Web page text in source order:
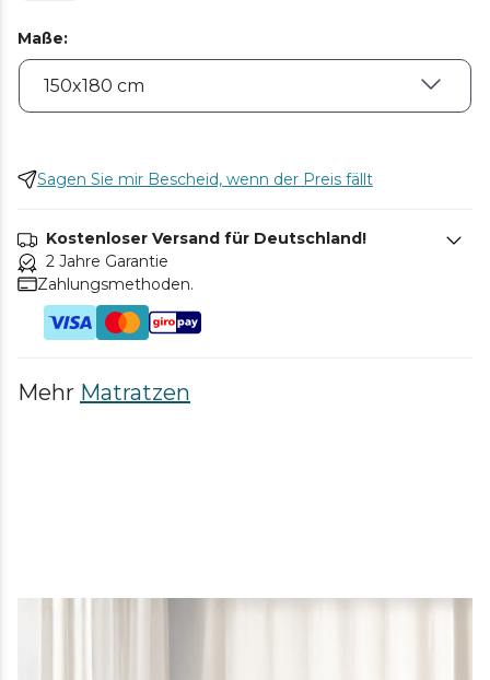
Maße:
Sagen Sie mir Bescheid, wenn der Preis fällt
Kostenloser Versand für Deutschland!
2 Jahre Garantie
Zahlungsmethoden.
Mehr Matratzen